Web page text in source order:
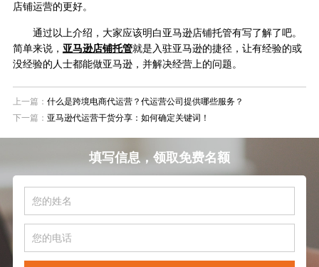
店铺运营的更好。
通过以上介绍，大家应该明白亚马逊店铺托管有写了解了吧。
简单来说， 亚马逊店铺托管就是入驻亚马逊的捷径，让有经验的或
没经验的人士都能做亚马逊，并解决经营上的问题。
上一篇： 什么是跨境电商代运营？代运营公司提供哪些服务？
下一篇： 亚马逊代运营干货分享：如何确定关键词！
填写信息，领取免费名额